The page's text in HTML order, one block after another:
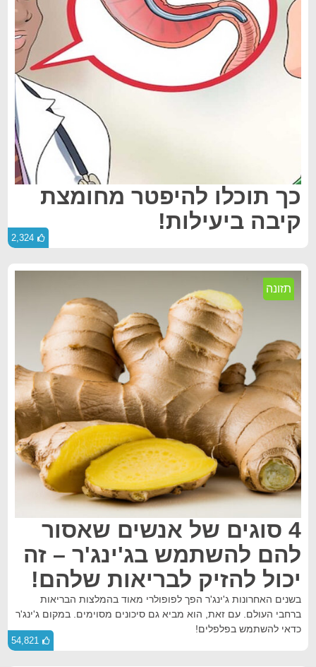
כך תוכלו להיפטר מחומצת
קיבה ביעילות!
2,324
תזונה
4 סוגים של אנשים שאסור
להם להשתמש בג'ינג'ר – זה
יכול להזיק לבריאות שלהם!
בשנים האחרונות ג'ינג'ר הפך לפופולרי מאוד בהמלצות הבריאות
ברחבי העולם. עם זאת, הוא מביא גם סיכונים מסוימים. במקום ג'ינג'ר
כדאי להשתמש בפלפלים!
54,821